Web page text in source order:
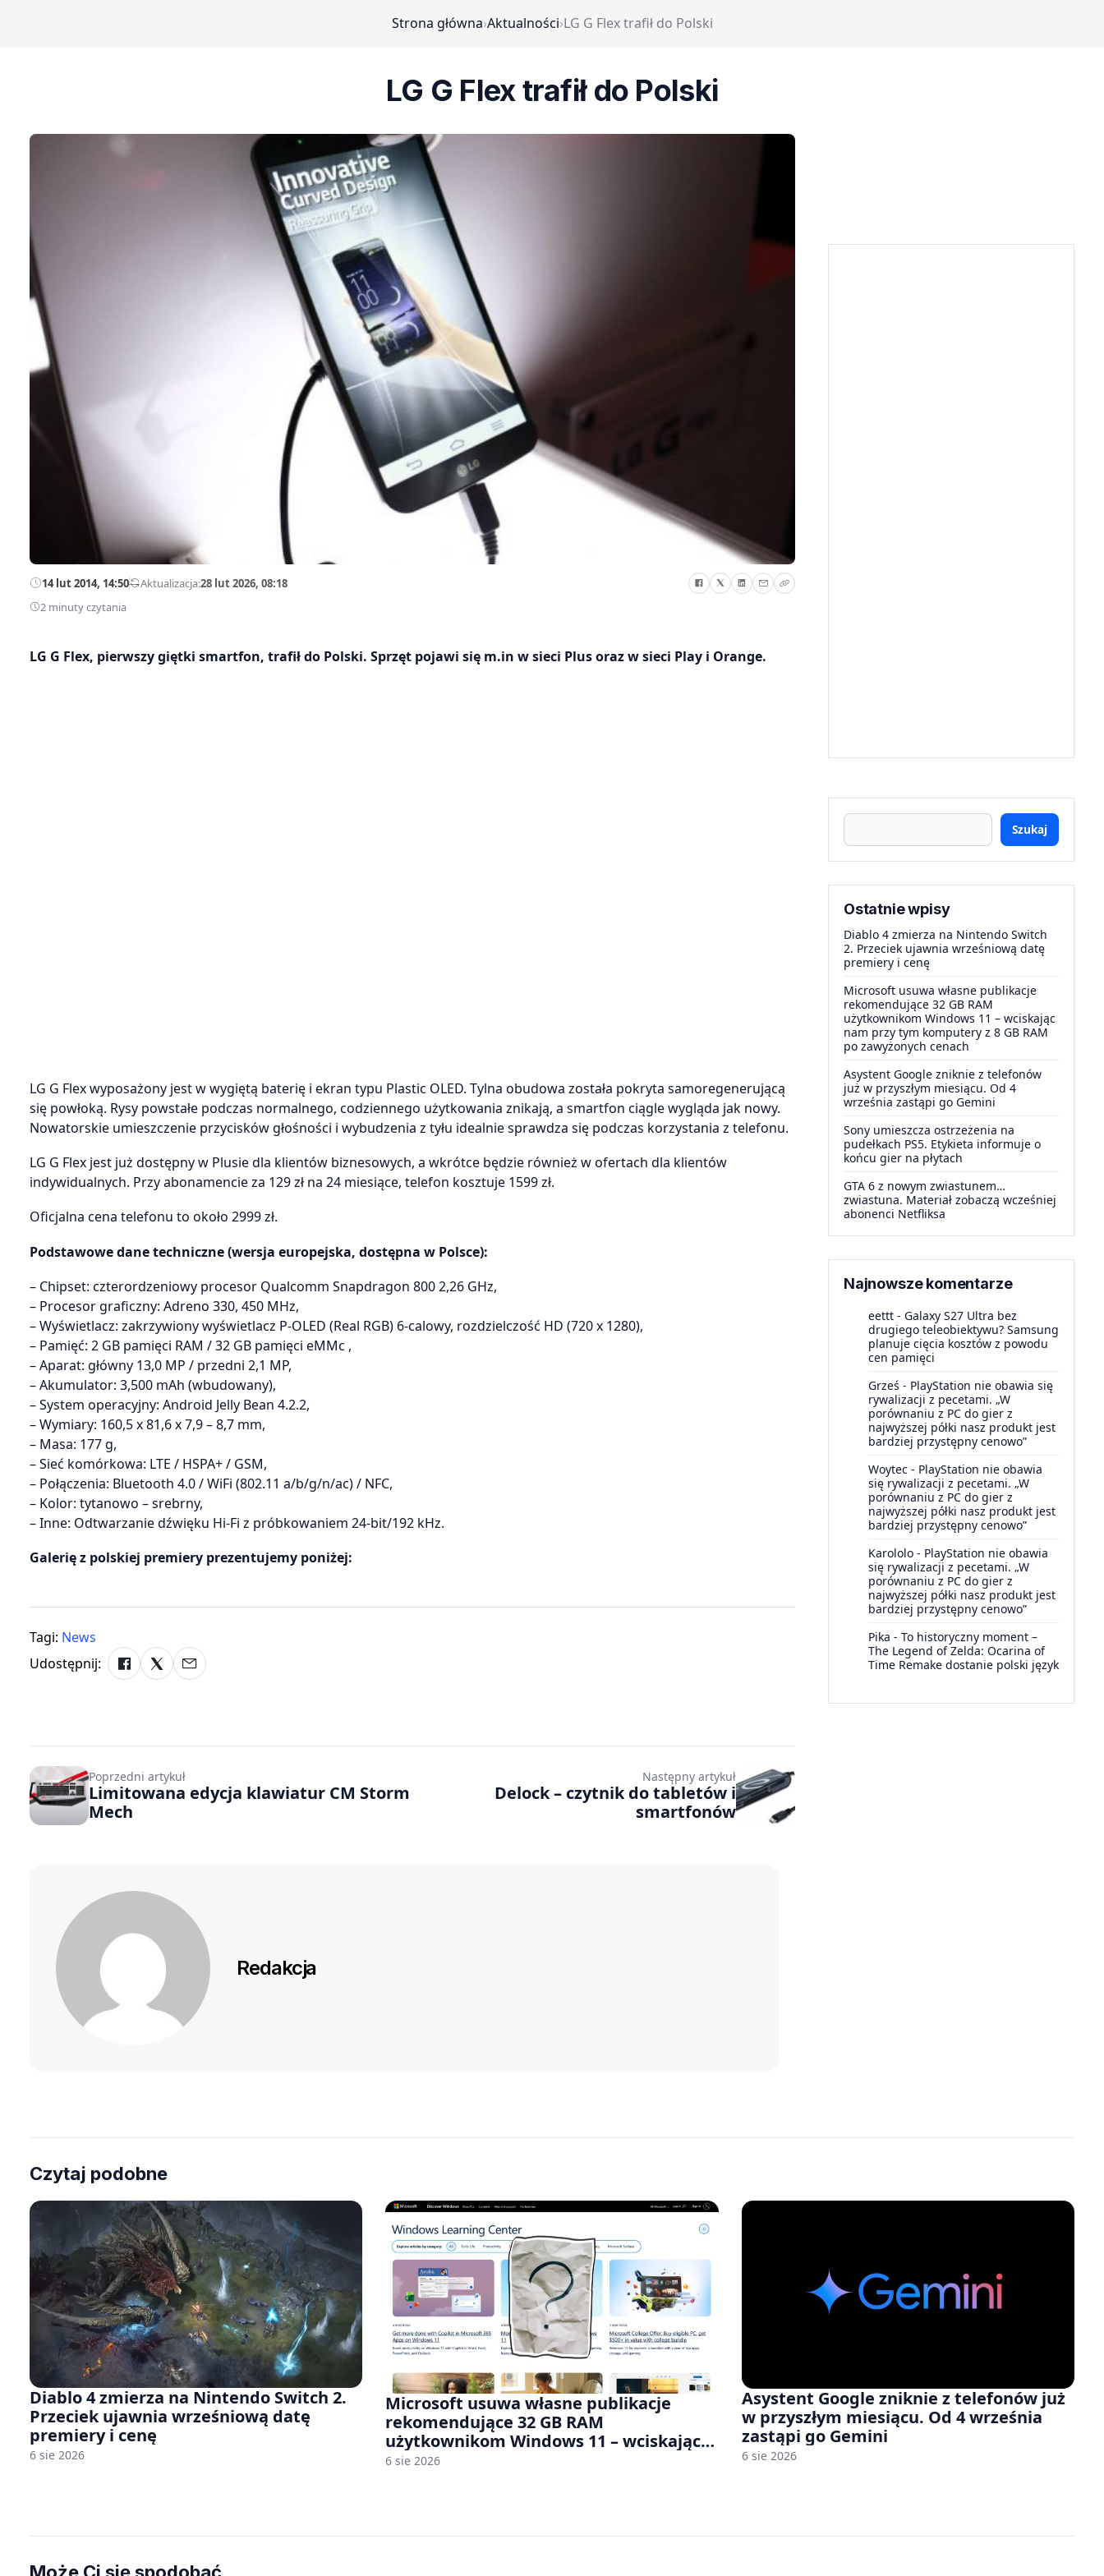
Strona główna›Aktualności›LG G Flex trafił do Polski
LG G Flex trafił do Polski
14 lut 2014, 14:50—Aktualizacja:28 lut 2026, 08:18
2 minuty czytania
LG G Flex, pierwszy giętki smartfon, trafił do Polski. Sprzęt pojawi się m.in w sieci Plus oraz w sieci Play i Orange.
LG G Flex wyposażony jest w wygiętą baterię i ekran typu Plastic OLED. Tylna obudowa została pokryta samoregenerującą
się powłoką. Rysy powstałe podczas normalnego, codziennego użytkowania znikają, a smartfon ciągle wygląda jak nowy.
Nowatorskie umieszczenie przycisków głośności i wybudzenia z tyłu idealnie sprawdza się podczas korzystania z telefonu.
LG G Flex jest już dostępny w Plusie dla klientów biznesowych, a wkrótce będzie również w ofertach dla klientów
indywidualnych. Przy abonamencie za 129 zł na 24 miesiące, telefon kosztuje 1599 zł.
Oficjalna cena telefonu to około 2999 zł.
Podstawowe dane techniczne (wersja europejska, dostępna w Polsce):
– Chipset: czterordzeniowy procesor Qualcomm Snapdragon 800 2,26 GHz,
– Procesor graficzny: Adreno 330, 450 MHz,
– Wyświetlacz: zakrzywiony wyświetlacz P-OLED (Real RGB) 6-calowy, rozdzielczość HD (720 x 1280),
– Pamięć: 2 GB pamięci RAM / 32 GB pamięci eMMc ,
– Aparat: główny 13,0 MP / przedni 2,1 MP,
– Akumulator: 3,500 mAh (wbudowany),
– System operacyjny: Android Jelly Bean 4.2.2,
– Wymiary: 160,5 x 81,6 x 7,9 – 8,7 mm,
– Masa: 177 g,
– Sieć komórkowa: LTE / HSPA+ / GSM,
– Połączenia: Bluetooth 4.0 / WiFi (802.11 a/b/g/n/ac) / NFC,
– Kolor: tytanowo – srebrny,
– Inne: Odtwarzanie dźwięku Hi-Fi z próbkowaniem 24-bit/192 kHz.
Galerię z polskiej premiery prezentujemy poniżej:
Tagi: News
Udostępnij:
Szukaj
Ostatnie wpisy
Diablo 4 zmierza na Nintendo Switch
2. Przeciek ujawnia wrześniową datę
premiery i cenę
Microsoft usuwa własne publikacje
rekomendujące 32 GB RAM
użytkownikom Windows 11 – wciskając
nam przy tym komputery z 8 GB RAM
po zawyżonych cenach
Asystent Google zniknie z telefonów
już w przyszłym miesiącu. Od 4
września zastąpi go Gemini
Sony umieszcza ostrzeżenia na
pudełkach PS5. Etykieta informuje o
końcu gier na płytach
GTA 6 z nowym zwiastunem…
zwiastuna. Materiał zobaczą wcześniej
abonenci Netfliksa
Najnowsze komentarze
eettt - Galaxy S27 Ultra bez
drugiego teleobiektywu? Samsung
planuje cięcia kosztów z powodu
cen pamięci
Grześ - PlayStation nie obawia się
rywalizacji z pecetami. „W
porównaniu z PC do gier z
najwyższej półki nasz produkt jest
bardziej przystępny cenowo”
Woytec - PlayStation nie obawia
się rywalizacji z pecetami. „W
porównaniu z PC do gier z
najwyższej półki nasz produkt jest
bardziej przystępny cenowo”
Karololo - PlayStation nie obawia
się rywalizacji z pecetami. „W
porównaniu z PC do gier z
najwyższej półki nasz produkt jest
bardziej przystępny cenowo”
Pika - To historyczny moment –
The Legend of Zelda: Ocarina of
Time Remake dostanie polski język
Poprzedni artykuł
Limitowana edycja klawiatur CM Storm
Mech
Następny artykuł
Delock – czytnik do tabletów i
smartfonów
Redakcja
Czytaj podobne
Diablo 4 zmierza na Nintendo Switch 2.
Przeciek ujawnia wrześniową datę
premiery i cenę
6 sie 2026
Microsoft usuwa własne publikacje
rekomendujące 32 GB RAM
użytkownikom Windows 11 – wciskając
nam przy tym komputery z 8 GB RAM po
6 sie 2026
Asystent Google zniknie z telefonów już
w przyszłym miesiącu. Od 4 września
zastąpi go Gemini
6 sie 2026